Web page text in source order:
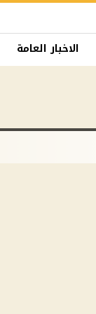
الاخبار العامة